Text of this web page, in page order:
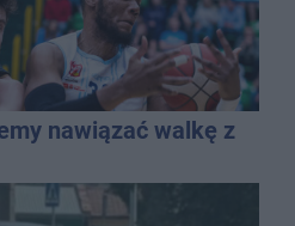
nawiązać walkę z